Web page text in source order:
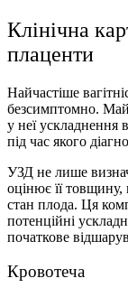
Клінічна
плаценти
Найчастіше
безсимптомно.
у неї ускладнення
під час якого
УЗД не лише
оцінює її
стан плода. Ця
потенційні
початкове
Кровотеча